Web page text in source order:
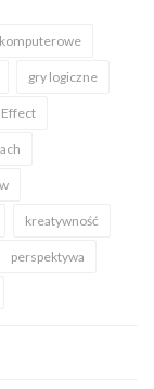
gry logiczne
kreatywność
perspektywa